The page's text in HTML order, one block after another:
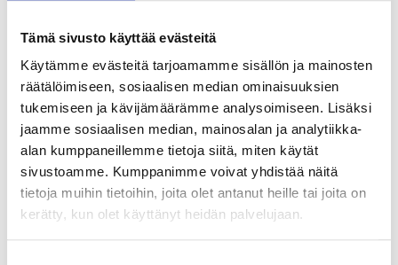
Tämä sivusto käyttää evästeitä
Käytämme evästeitä tarjoamamme sisällön ja mainosten
räätälöimiseen, sosiaalisen median ominaisuuksien
tukemiseen ja kävijämäärämme analysoimiseen. Lisäksi
jaamme sosiaalisen median, mainosalan ja analytiikka-
alan kumppaneillemme tietoja siitä, miten käytät
sivustoamme. Kumppanimme voivat yhdistää näitä
tietoja muihin tietoihin, joita olet antanut heille tai joita on
kerätty, kun olet käyttänyt heidän palvelujaan.